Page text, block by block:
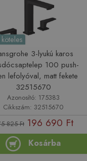
3-lyukú karos
100 push-
lefolyóval, matt fekete
32515670
Azonosító: 175383
Cikkszám: 32515670
825 Ft 196 690 Ft
Kosárba